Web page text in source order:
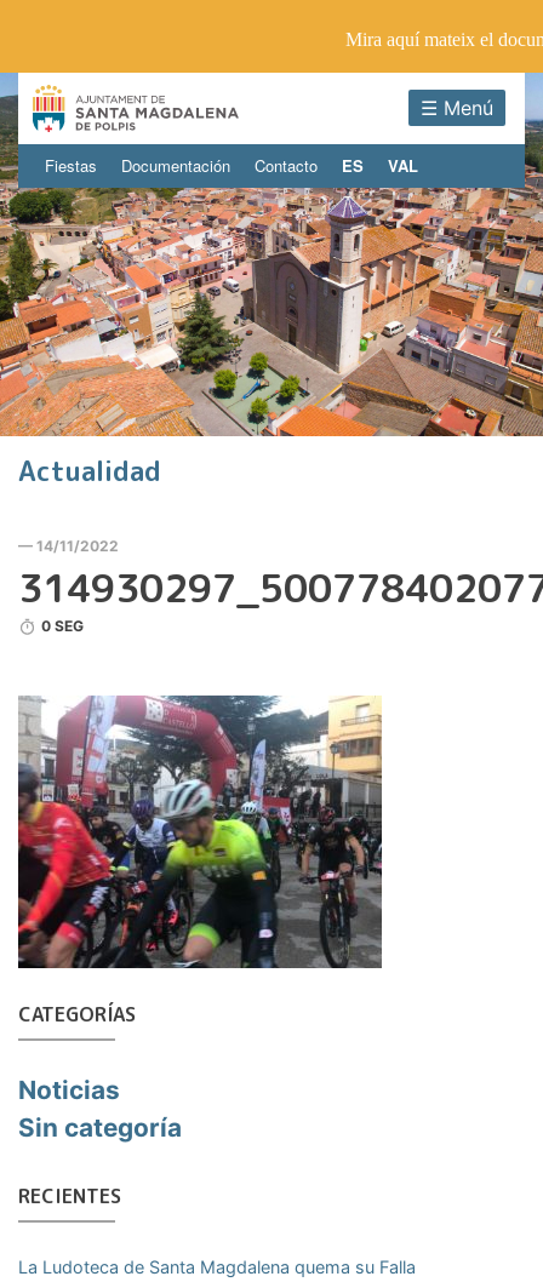
☰ Menú
Fiestas Documentación Contacto ES VAL
Actualidad
— 14/11/2022
0 SEG
CATEGORÍAS
Noticias
Sin categoría
RECIENTES
La Ludoteca de Santa Magdalena quema su Falla
Mira aquí mateix el